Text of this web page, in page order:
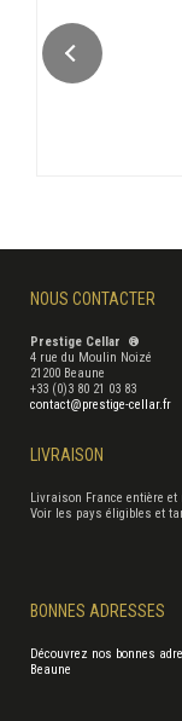
NOUS CONTACTER
Prestige Cellar ®
4 rue du Moulin Noizé
21200 Beaune
+33 (0)3 80 21 03 83
contact@prestige-cellar.fr
LIVRAISON
Livraison France entière et
Voir les pays éligibles et
BONNES ADRESSES
Découvrez nos bonnes
Beaune